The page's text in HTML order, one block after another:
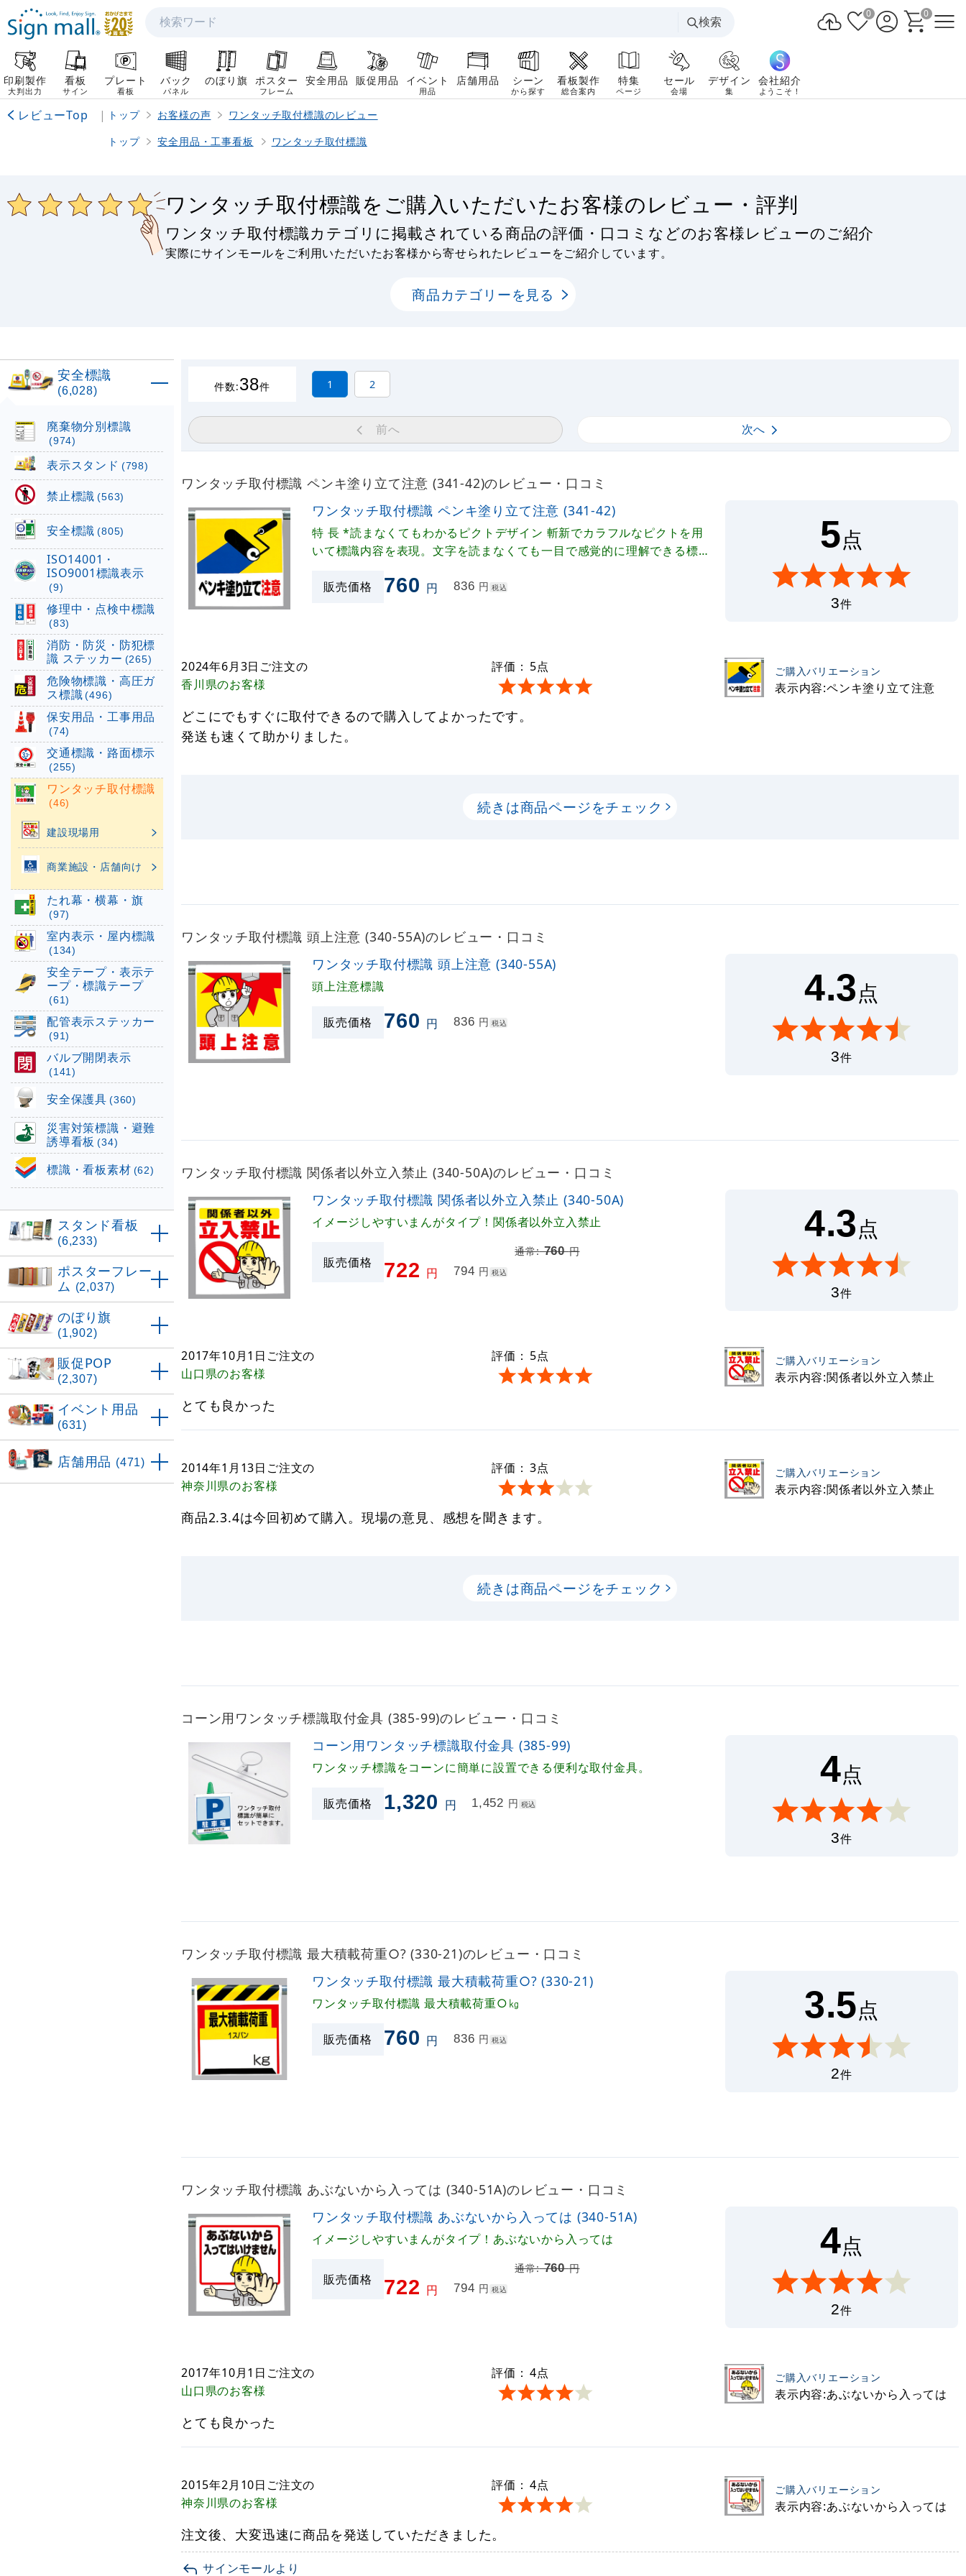
検索
検索
0 0
印刷製作
大判出力
看板
サイン
プレート
看板
バック
パネル
のぼり旗 ポスター
フレーム
安全用品 販促用品 イベント
用品
店舗用品 シーン
から探す
看板製作
総合案内
特集
ページ
セール
会場
デザイン
集
会社紹介
ようこそ！
レビューTop | トップ お客様の声
ワンタッチ取付標識のレビュー
トップ
安全用品・工事看板 ワンタッチ取付標識
ワンタッチ取付標識をご購入いただいたお客様のレビュー・評判
ワンタッチ取付標識カテゴリに掲載されている商品の評価・口コミなどのお客様レビューのご紹介
実際にサインモールをご利用いただいたお客様から寄せられたレビューをご紹介しています。
商品カテゴリーを見る
件数:38件 1 2
前へ 次へ
ワンタッチ取付標識 ペンキ塗り立て注意 (341-42)のレビュー・口コミ
ワンタッチ取付標識 ペンキ塗り立て注意 (341-42)
特 長 *読まなくてもわかるピクトデザイン 斬新でカラフルなピクトを用
いて標識内容を表現。文字を読まなくても一目で感覚的に理解できる標識
管、トラロープ等への取り付け・取り外しもワンタッチで行えます。 *丈
販売価格 760 円 836 円 税込
5点
3件
2024年6月3日 ご注文の
香川県のお客様
評価： 5点 ご購入バリエーション
表示内容:ペンキ塗り立て注意
どこにでもすぐに取付できるので購入してよかったです。
発送も速くて助かりました。
続きは商品ページをチェック
ワンタッチ取付標識 頭上注意 (340-55A)のレビュー・口コミ
ワンタッチ取付標識 頭上注意 (340-55A)
頭上注意標識
販売価格 760 円 836 円 税込
4.3点
3件
ワンタッチ取付標識 関係者以外立入禁止 (340-50A)のレビュー・口コミ
ワンタッチ取付標識 関係者以外立入禁止 (340-50A)
イメージしやすいまんがタイプ！関係者以外立入禁止
販売価格
通常:760円
722 円 794 円 税込
4.3点
3件
2017年10月1日 ご注文の
山口県のお客様
評価： 5点 ご購入バリエーション
表示内容:関係者以外立入禁止
とても良かった
2014年1月13日 ご注文の
神奈川県のお客様
評価： 3点 ご購入バリエーション
表示内容:関係者以外立入禁止
商品2.3.4は今回初めて購入。現場の意見、感想を聞きます。
続きは商品ページをチェック
コーン用ワンタッチ標識取付金具 (385-99)のレビュー・口コミ
コーン用ワンタッチ標識取付金具 (385-99)
ワンタッチ標識をコーンに簡単に設置できる便利な取付金具。
販売価格 1,320 円 1,452 円 税込
4点
3件
ワンタッチ取付標識 最大積載荷重○? (330-21)のレビュー・口コミ
ワンタッチ取付標識 最大積載荷重○? (330-21)
ワンタッチ取付標識 最大積載荷重○㎏
販売価格 760 円 836 円 税込
3.5点
2件
ワンタッチ取付標識 あぶないから入っては (340-51A)のレビュー・口コミ
ワンタッチ取付標識 あぶないから入っては (340-51A)
イメージしやすいまんがタイプ！あぶないから入っては
販売価格
通常:760円
722 円 794 円 税込
4点
2件
2017年10月1日 ご注文の
山口県のお客様
評価： 4点 ご購入バリエーション
表示内容:あぶないから入っては
とても良かった
2015年2月10日 ご注文の
神奈川県のお客様
評価： 4点 ご購入バリエーション
表示内容:あぶないから入っては
注文後、大変迅速に商品を発送していただきました。
サインモールより
安全標識
(6,028)
廃棄物分別標識
(974)
表示スタンド (798)
禁止標識 (563)
安全標識 (805)
ISO14001・
ISO9001標識表示
(9)
修理中・点検中標識
(83)
消防・防災・防犯標
識 ステッカー (265)
危険物標識・高圧ガ
ス標識 (496)
保安用品・工事用品
(74)
交通標識・路面標示
(255)
ワンタッチ取付標識
(46)
建設現場用
商業施設・店舗向け
たれ幕・横幕・旗
(97)
室内表示・屋内標識
(134)
安全テープ・表示テ
ープ・標識テープ
(61)
配管表示ステッカー
(91)
バルブ開閉表示
(141)
安全保護具 (360)
災害対策標識・避難
誘導看板 (34)
標識・看板素材 (62)
スタンド看板
(6,233)
ポスターフレー
ム (2,037)
のぼり旗
(1,902)
販促POP
(2,307)
イベント用品
(631)
店舗用品 (471)